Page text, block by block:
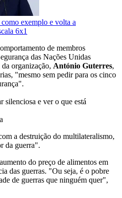
exemplo e volta a
6x1
de membros
das Nações Unidas
organização, António Guterres,
"mesmo sem pedir para os cinco
e ver o que está
a destruição do multilateralismo,
da guerra".
do preço de alimentos em
das guerras. "Ou seja, é o pobre
de guerras que ninguém quer",